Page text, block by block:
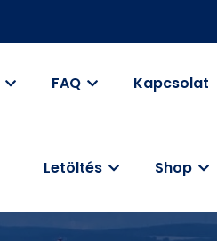
FAQ Kapcsolat
Letöltés Shop